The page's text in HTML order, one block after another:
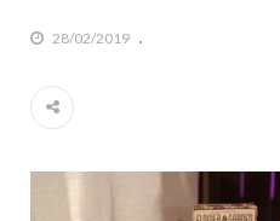
28/02/2019